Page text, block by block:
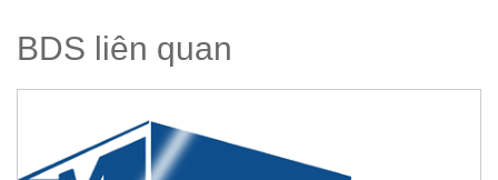
BDS liên quan